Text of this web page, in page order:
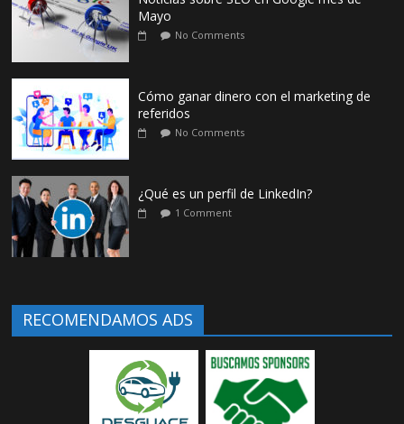
Mayo
No Comments
Cómo ganar dinero con el marketing de
referidos
No Comments
¿Qué es un perfil de LinkedIn?
1 Comment
RECOMENDAMOS ADS